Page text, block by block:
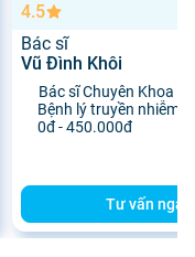
4.5
Bác sĩ
Vũ Đình Khôi
Bác sĩ Chuyên Khoa
Bệnh lý truyền nhiễm
0đ - 450.000đ
Tư vấn ngay